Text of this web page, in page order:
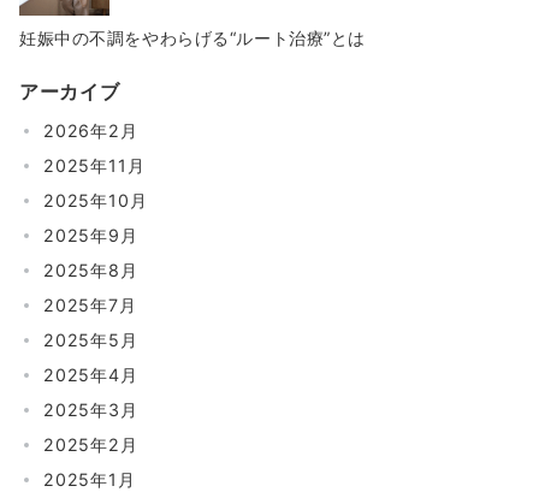
妊娠中の不調をやわらげる“ルート治療”とは
アーカイブ
2026年2月
2025年11月
2025年10月
2025年9月
2025年8月
2025年7月
2025年5月
2025年4月
2025年3月
2025年2月
2025年1月